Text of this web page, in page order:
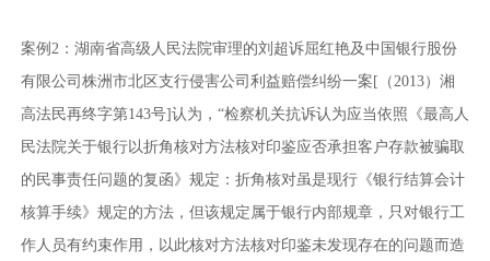
案例2：湖南省高级人民法院审理的刘超诉屈红艳及中国银行股份
有限公司株洲市北区支行侵害公司利益赔偿纠纷一案[（2013）湘
高法民再终字第143号]认为，“检察机关抗诉认为应当依照《最高人
民法院关于银行以折角核对方法核对印鉴应否承担客户存款被骗取
的民事责任问题的复函》规定：折角核对虽是现行《银行结算会计
核算手续》规定的方法，但该规定属于银行内部规章，只对银行工
作人员有约束作用，以此核对方法核对印鉴未发现存在的问题而造